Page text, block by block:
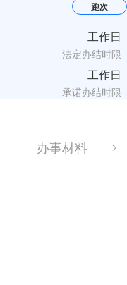
跑次
工作日
法定办结时限
工作日
承诺办结时限
办事材料